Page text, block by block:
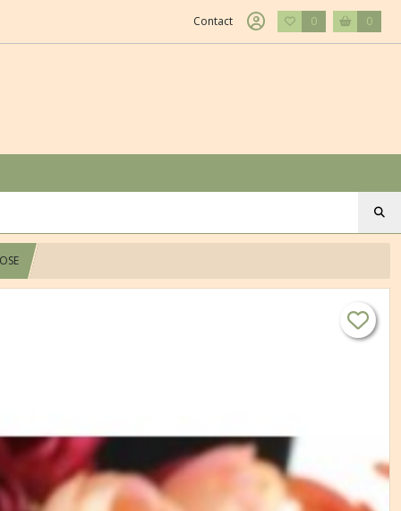
Contact 0 0